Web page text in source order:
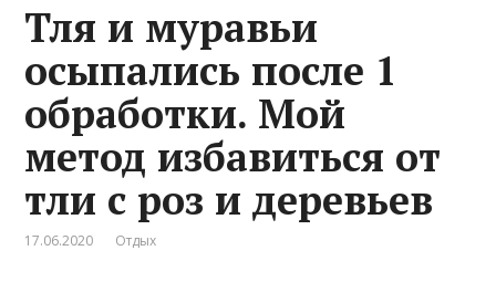
Тля и муравьи
осыпались после 1
обработки. Мой
метод избавиться от
тли с роз и деревьев
17.06.2020 Отдых